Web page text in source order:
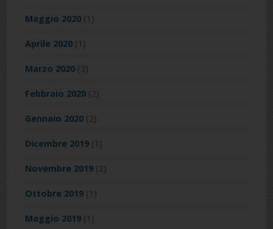
Maggio 2020 (1)
Aprile 2020 (1)
Marzo 2020 (3)
Febbraio 2020 (2)
Gennaio 2020 (2)
Dicembre 2019 (1)
Novembre 2019 (2)
Ottobre 2019 (1)
Maggio 2019 (1)